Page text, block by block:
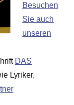
Besuchen
Sie auch
unseren
DAS
Lyriker,